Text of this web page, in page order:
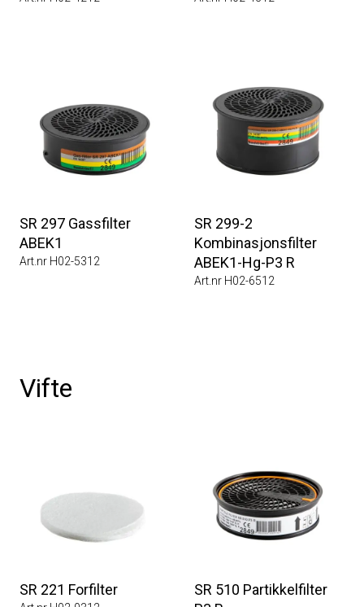
SR 297 Gassfilter
ABEK1
Art.nr H02-5312
SR 299-2
Kombinasjonsfilter
ABEK1-Hg-P3 R
Art.nr H02-6512
Vifte
SR 221 Forfilter
SR 510 Partikkelfilter